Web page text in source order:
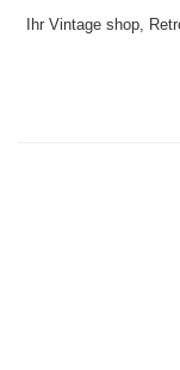
Ihr Vintage shop,